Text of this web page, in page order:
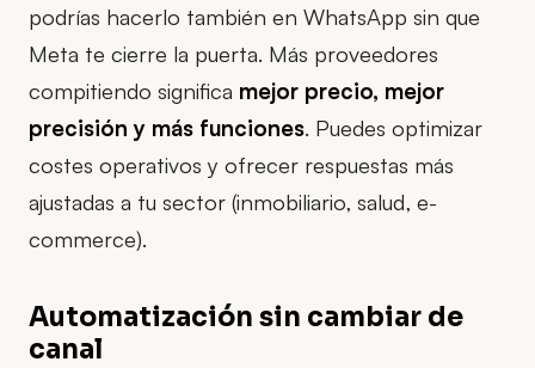
podrías hacerlo también en WhatsApp sin que
Meta te cierre la puerta. Más proveedores
compitiendo significa mejor precio, mejor
precisión y más funciones. Puedes optimizar
costes operativos y ofrecer respuestas más
ajustadas a tu sector (inmobiliario, salud, e-
commerce).
Automatización sin cambiar de
canal